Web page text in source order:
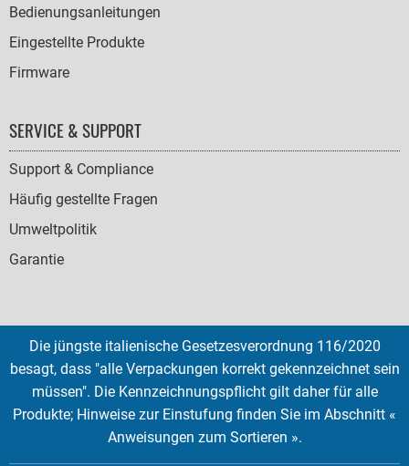
Bedienungsanleitungen
Eingestellte Produkte
Firmware
SERVICE & SUPPORT
Support & Compliance
Häufig gestellte Fragen
Umweltpolitik
Garantie
SOCIAL
ICONS
English French Deutsch Italian Español
Copyright © 2026 EMTEC, All rights reserved.
Die jüngste italienische Gesetzesverordnung 116/2020
besagt, dass "alle Verpackungen korrekt gekennzeichnet sein
müssen". Die Kennzeichnungspflicht gilt daher für alle
Produkte; Hinweise zur Einstufung finden Sie im Abschnitt «
Anweisungen zum Sortieren ».